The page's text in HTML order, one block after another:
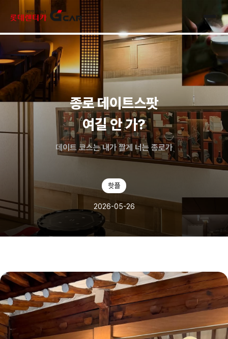
skip navigation
전체
종로 데이트스팟
여길 안 가?
데이트 코스는 내가 짤게 너는 종로가
핫플
2026-05-26